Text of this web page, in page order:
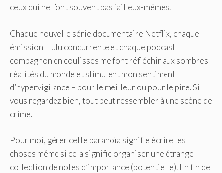
ceux qui ne l’ont souvent pas fait eux-mêmes.
Chaque nouvelle série documentaire Netflix, chaque
émission Hulu concurrente et chaque podcast
compagnon en coulisses me font réfléchir aux sombres
réalités du monde et stimulent mon sentiment
d’hypervigilance – pour le meilleur ou pour le pire. Si
vous regardez bien, tout peut ressembler à une scène de
crime.
Pour moi, gérer cette paranoïa signifie écrire les
choses même si cela signifie organiser une étrange
collection de notes d’importance (potentielle)‌. En fin de